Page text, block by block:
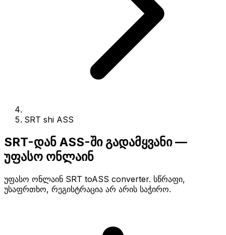
SRT shi ASS
SRT-დან ASS-ში გადამყვანი —
უფასო ონლაინ
უფასო ონლაინ SRT toASS converter. სწრაფი,
უსაფრთხო, რეგისტრაცია არ არის საჭირო.